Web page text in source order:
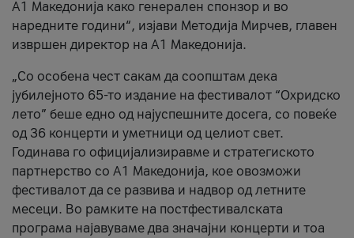
A1 Македонија како генерален спонзор и во
наредните години“, изјави Методија Мирчев, главен
извршен директор на A1 Македонија.
„Со особена чест сакам да соопштам дека
јубилејното 65-то издание на фестивалот “Охридско
лето” беше едно од најуспешните досега, со повеќе
од 36 концерти и уметници од целиот свет.
Годинава го официјализиравме и стратегиското
партнерство со А1 Македонија, кое овозможи
фестивалот да се развива и надвор од летните
месеци. Во рамките на постфестивалската
програма најавуваме два значајни концерти и тоа